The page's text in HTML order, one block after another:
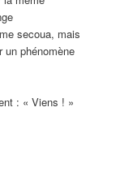
secoua, mais
un phénomène
: « Viens ! »